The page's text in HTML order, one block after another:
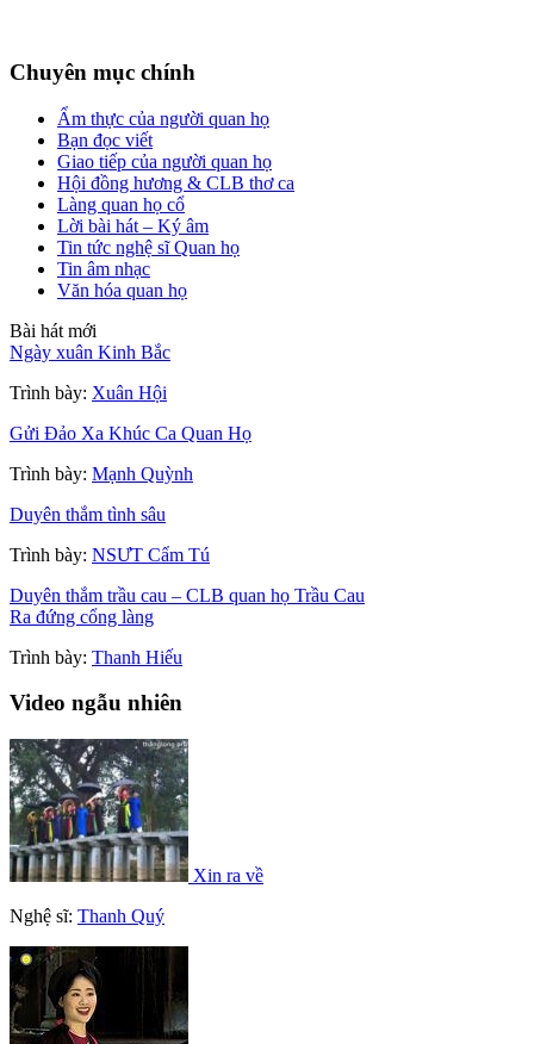
Chuyên mục chính
Ẩm thực của người quan họ
Bạn đọc viết
Giao tiếp của người quan họ
Hội đồng hương & CLB thơ ca
Làng quan họ cổ
Lời bài hát – Ký âm
Tin tức nghệ sĩ Quan họ
Tin âm nhạc
Văn hóa quan họ
Bài hát mới
Ngày xuân Kinh Bắc
Trình bày: Xuân Hội
Gửi Đảo Xa Khúc Ca Quan Họ
Trình bày: Mạnh Quỳnh
Duyên thắm tình sâu
Trình bày: NSƯT Cẩm Tú
Duyên thắm trầu cau – CLB quan họ Trầu Cau
Ra đứng cổng làng
Trình bày: Thanh Hiếu
Video ngẫu nhiên
Xin ra về
Nghệ sĩ: Thanh Quý